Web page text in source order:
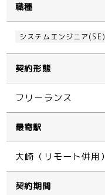
職種
システムエンジニア(SE)
契約形態
フリーランス
最寄駅
大崎（リモート併用）
契約期間